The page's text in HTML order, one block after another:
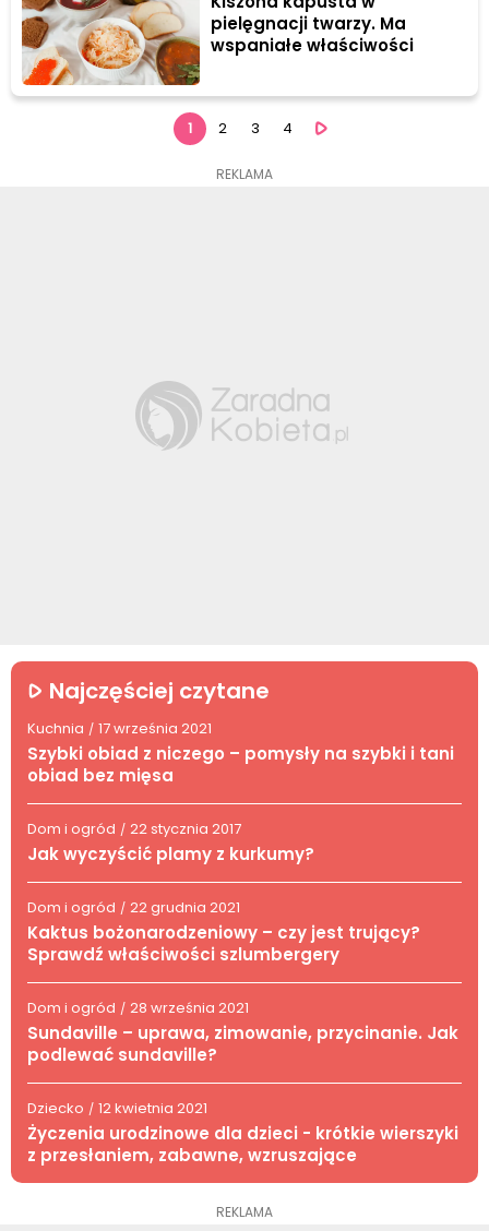
pielęgnacji twarzy. Ma
wspaniałe właściwości
1 2 3 4
REKLAMA
Najczęściej czytane
Kuchnia / 17 września 2021
Szybki obiad z niczego – pomysły na szybki i tani
obiad bez mięsa
Dom i ogród / 22 stycznia 2017
Jak wyczyścić plamy z kurkumy?
Dom i ogród / 22 grudnia 2021
Kaktus bożonarodzeniowy – czy jest trujący?
Sprawdź właściwości szlumbergery
Dom i ogród / 28 września 2021
Sundaville – uprawa, zimowanie, przycinanie. Jak
podlewać sundaville?
Dziecko / 12 kwietnia 2021
Życzenia urodzinowe dla dzieci - krótkie wierszyki
z przesłaniem, zabawne, wzruszające
REKLAMA